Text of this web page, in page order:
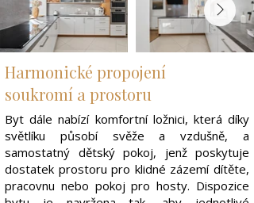
Harmonické propojení
soukromí a prostoru
Byt dále nabízí komfortní ložnici, která díky
světlíku působí svěže a vzdušně, a
samostatný dětský pokoj, jenž poskytuje
dostatek prostoru pro klidné zázemí dítěte,
pracovnu nebo pokoj pro hosty. Dispozice